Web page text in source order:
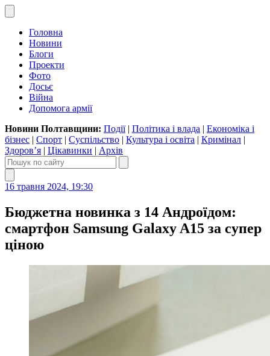
Головна
Новини
Блоги
Проекти
Фото
Досьє
Війна
Допомога армії
Новини Полтавщини: Події| Політика і влада | Економіка і
бізнес | Спорт | Суспільство | Культура і освіта | Кримінал |
Здоров’я | Цікавинки | Архів
16 травня 2024, 19:30
Бюджетна новинка з 14 Андроїдом:
смартфон Samsung Galaxy A15 за супер
ціною